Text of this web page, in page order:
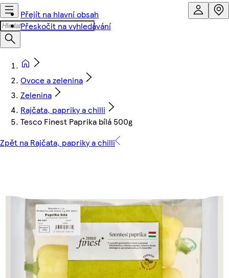
Přejít na hlavní obsah
Přeskočit na vyhledávání
Ovoce a zelenina
Zelenina
Rajčata, papriky a chilli
Tesco Finest Paprika bílá 500g
Zpět na Rajčata, papriky a chilli